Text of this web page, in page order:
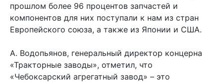
прошлом более 96 процентов запчастей и
компонентов для них поступали к нам из стран
Европейского союза, а также из Японии и США.
А. Водопьянов, генеральный директор концерна
«Тракторные заводы», отметил, что
«Чебоксарский агрегатный завод» – это